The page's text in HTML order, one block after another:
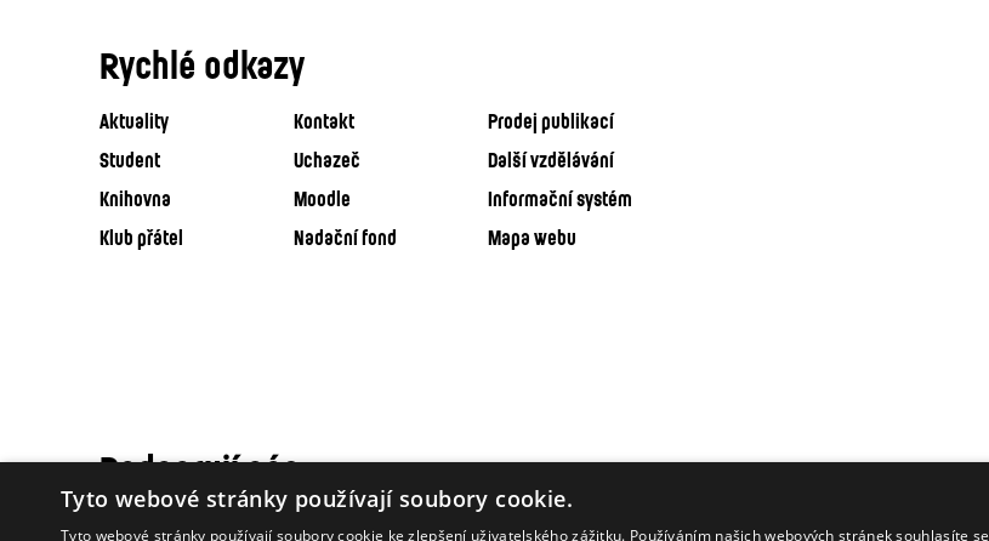
Rychlé odkazy
Aktuality Kontakt
Prodej publikací
Student
Uchazeč
Další vzdělávání
Knihovna
Moodle
Informační systém
Klub přátel
Nadační fond Mapa webu
Podporují nás
Tyto webové stránky používají soubory cookie.
Tyto webové stránky používají soubory cookie ke zlepšení uživatelského zážitku. Používáním našich webových stránek souhlasíte se